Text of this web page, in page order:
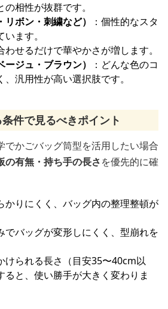
相性が抜群です。
ボン・刺繍など）
：個性的なスタ
ます。
せるだけで華やかさが増します。
ジュ・ブラウン）
：どんな色のコ
汎用性が高い選択肢です。
件で見るべきポイント
でかごバッグ筒型を活用したい場合
の有無・持ち手の長さを優先的に確
かりにくく、バッグ内の整理整頓が
でバッグが変形しにくく、型崩れを
けられる長さ（目安35〜40cm以
ると、使い勝手が大きく変わりま